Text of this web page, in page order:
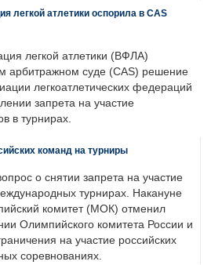
легкой атлетики оспорила в CAS
легкой атлетики (ВФЛА)
арбитражном суде (CAS) решение
легкоатлетических федераций
запрета на участие
в турнирах.
команд на турниры
о снятии запрета на участие
турнирах. Накануне
комитет (МОК) отменил
Олимпийского комитета России и
на участие российских
соревнованиях.